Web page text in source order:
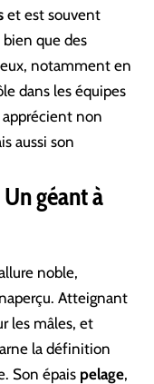
et est souvent
bien que des
notamment en
dans les équipes
apprécient non
aussi son
géant à
noble,
Atteignant
les mâles, et
la définition
Son épais pelage,